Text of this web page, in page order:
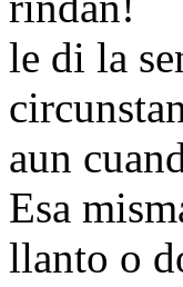
le di la
aun
Esa
llanto o